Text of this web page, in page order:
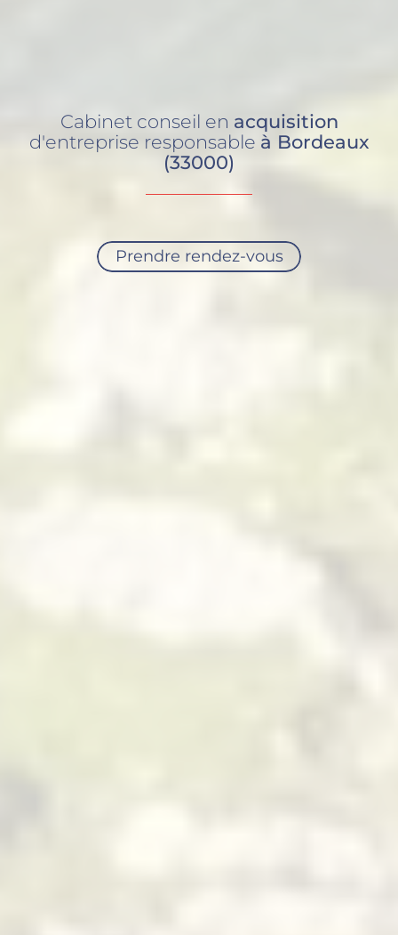
Cabinet conseil en acquisition
d'entreprise responsable à Bordeaux
(33000)
Prendre rendez-vous